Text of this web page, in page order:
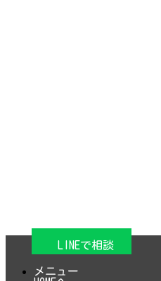
LINEで相談
メニュー